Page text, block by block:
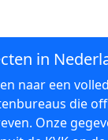
in
naar een
die
Onze